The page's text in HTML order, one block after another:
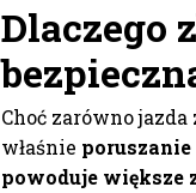
Dlaczego
Choć zarówno
właśnie
powoduje większe